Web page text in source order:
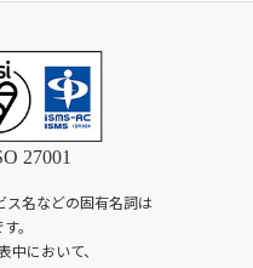
27001
ス名などの固有名詞は
。
中において、